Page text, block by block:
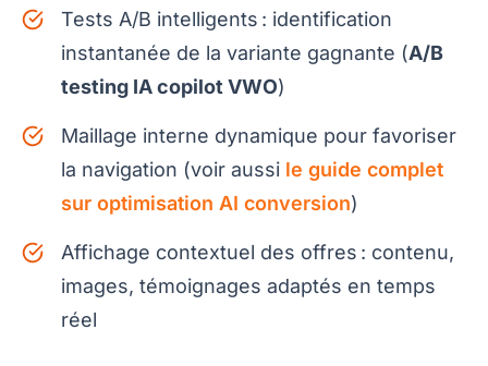
Tests A/B intelligents : identification
instantanée de la variante gagnante (A/B
testing IA copilot VWO)
Maillage interne dynamique pour favoriser
la navigation (voir aussi le guide complet
sur optimisation AI conversion)
Affichage contextuel des offres : contenu,
images, témoignages adaptés en temps
réel